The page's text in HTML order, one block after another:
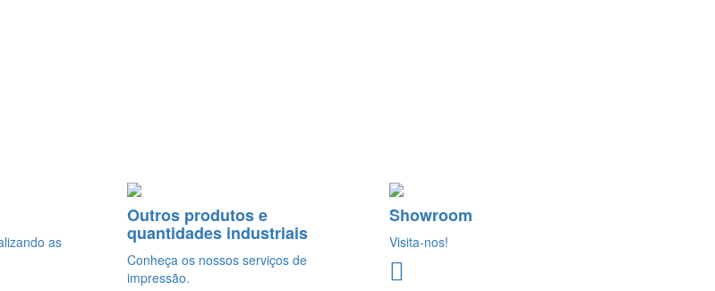
as
Outros produtos e
quantidades industriais
Conheça os nossos serviços de
impressão.
Showroom
Visita-nos!